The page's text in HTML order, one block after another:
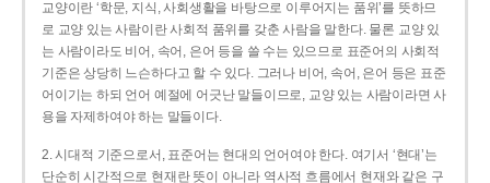
교양이란 ‘학문, 지식, 사회생활을 바탕으로 이루어지는 품위’를 뜻하므
로 교양 있는 사람이란 사회적 품위를 갖춘 사람을 말한다. 물론 교양 있
는 사람이라도 비어, 속어, 은어 등을 쓸 수는 있으므로 표준어의 사회적
기준은 상당히 느슨하다고 할 수 있다. 그러나 비어, 속어, 은어 등은 표준
어이기는 하되 언어 예절에 어긋난 말들이므로, 교양 있는 사람이라면 사
용을 자제하여야 하는 말들이다.
2. 시대적 기준으로서, 표준어는 현대의 언어여야 한다. 여기서 ‘현대’는
단순히 시간적으로 현재란 뜻이 아니라 역사적 흐름에서 현재와 같은 구